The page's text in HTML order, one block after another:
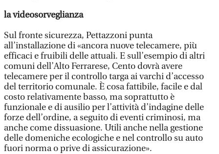
la videosorveglianza
Sul fronte sicurezza, Pettazzoni punta
all’installazione di «ancora nuove telecamere, più
efficaci e fruibili delle attuali. E sull’esempio di altri
comuni dell’Alto Ferrarese, Cento dovrà avere
telecamere per il controllo targa ai varchi d’accesso
del territorio comunale. È cosa fattibile, facile e dal
costo relativamente basso, ma soprattutto è
funzionale e di ausilio per l’attività d’indagine delle
forze dell’ordine, a seguito di eventi criminosi, ma
anche come dissuasione. Utili anche nella gestione
delle domeniche ecologiche e nel controllo su auto
fuori norma o prive di assicurazione».